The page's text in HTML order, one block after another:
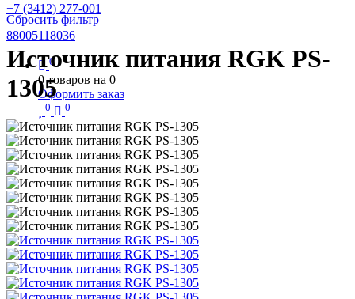
+7 (3412) 277-001
88005118036
0
0 товаров на 0
Оформить заказ
0 0
Сбросить фильтр
Источник питания RGK PS-
1305